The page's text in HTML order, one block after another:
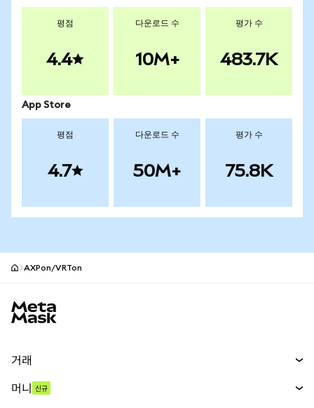
평점
4.4
다운로드 수
10M+
평가 수
483.7K
App Store
평점
4.7
다운로드 수
50M+
평가 수
75.8K
AXPon/VRTon
거래
머니 신규